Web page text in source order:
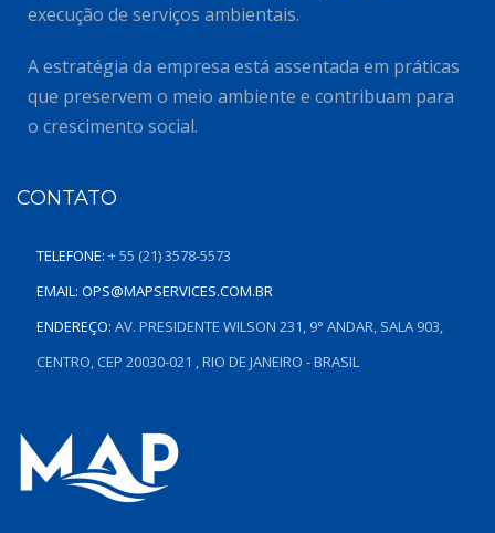
execução de serviços ambientais.
A estratégia da empresa está assentada em práticas
que preservem o meio ambiente e contribuam para
o crescimento social.
CONTATO
TELEFONE: + 55 (21) 3578-5573
EMAIL: OPS@MAPSERVICES.COM.BR
ENDEREÇO: AV. PRESIDENTE WILSON 231, 9° ANDAR, SALA 903,
CENTRO, CEP 20030-021 , RIO DE JANEIRO - BRASIL